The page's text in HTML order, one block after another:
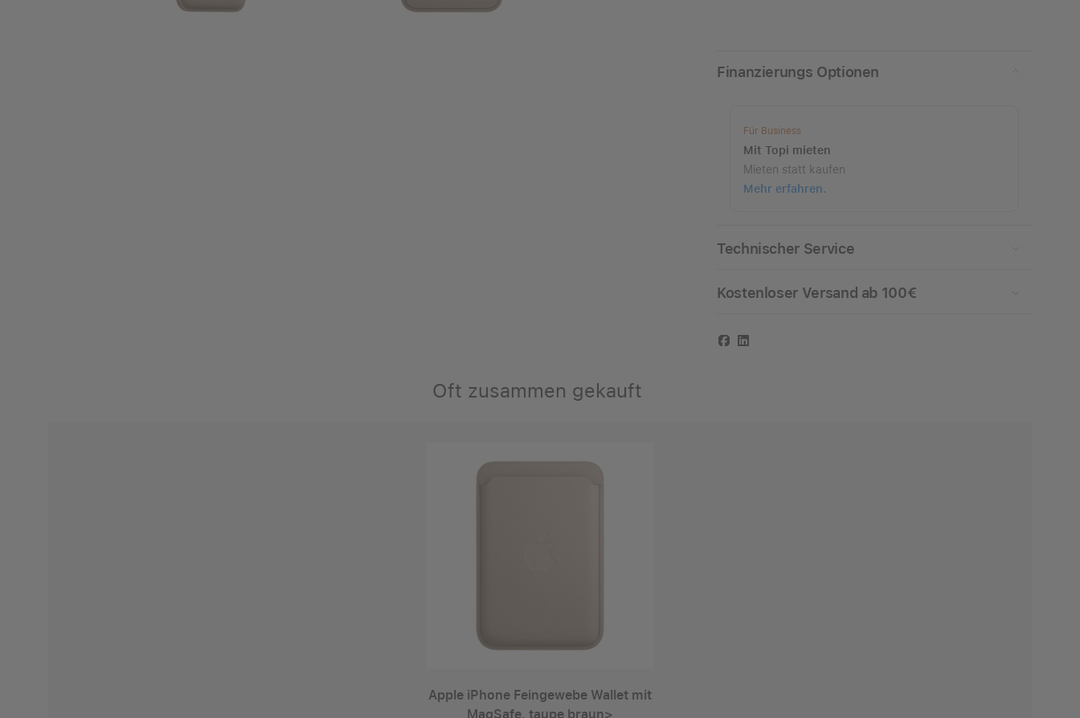
Finanzierungs Optionen
Für Business
Mit Topi mieten
Mieten statt kaufen
Mehr erfahren.
Technischer Service
Kostenloser Versand ab 100€
Facebook
LinkedIn
Oft zusammen gekauft
Apple iPhone Feingewebe Wallet mit
MagSafe, taupe braun>